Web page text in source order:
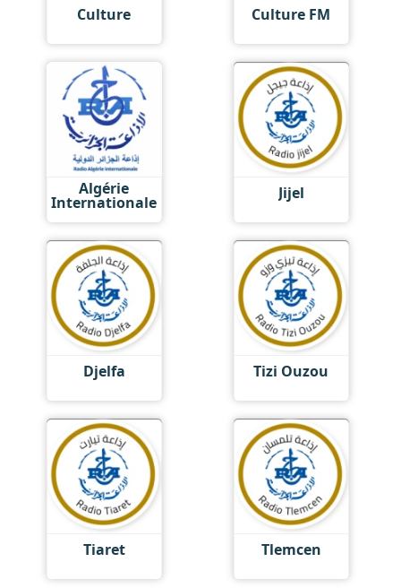
Culture Culture FM
Algérie
Internationale Jijel
Djelfa Tizi Ouzou
Tiaret Tlemcen